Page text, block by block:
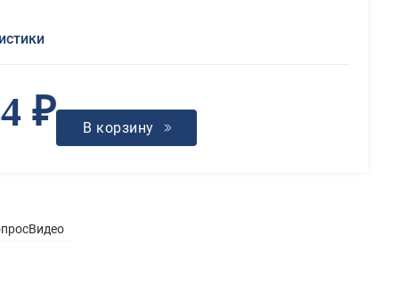
₽ В корзину
Видео